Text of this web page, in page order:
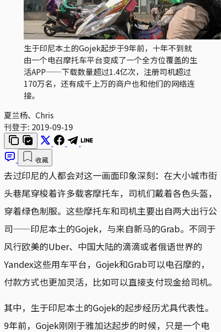
生于印尼本土的Gojek起步于9年前，十年不到就
由一个电召摩托车平台变成了一个全方位覆盖的生
活APP——下载数量超过1.4亿次，注册司机超过
170万名，还有成千上万的商户也和他们的网络连
接。
夏兰杨、Chris
刊登于: 2019-09-19
收藏
去过印尼的人都会对这一画面印象深刻：在大小城市街
头巷尾穿梭着许多载客摩托车，司机们戴着各色头盔，
穿着绿色制服。这些摩托车和司机主要出自两大出行公
司——印尼本土的Gojek，与来自新马的Grab。不同于
风行欧美的Uber、中国大陆的滴滴或者俄语世界的
Yandex这些用车平台，Gojek和Grab可以电召摩的，
付款方式也更加灵活，比如可以直接支付现金给司机。
其中，生于印尼本土的Gojek的起步经历尤具代表性。
9年前，Gojek刚刚于雅加达起步的时候，只是一个电